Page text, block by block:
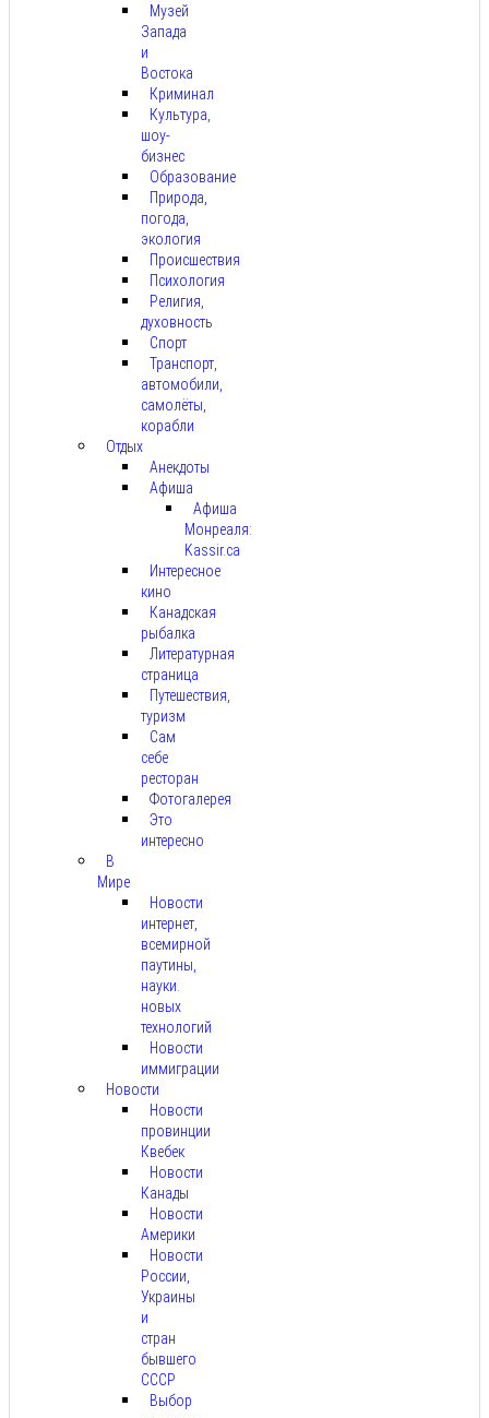
Музей
Запада
и
Востока
Криминал
Культура,
шоу-
бизнес
Образование
Природа,
погода,
экология
Происшествия
Психология
Религия,
духовность
Спорт
Транспорт,
автомобили,
самолёты,
корабли
Отдых
Анекдоты
Афиша
Афиша
Монреаля:
Kassir.ca
Интересное
кино
Канадская
рыбалка
Литературная
страница
Путешествия,
туризм
Сам
себе
ресторан
Фотогалерея
Это
интересно
В
Мире
Новости
интернет,
всемирной
паутины,
науки.
новых
технологий
Новости
иммиграции
Новости
Новости
провинции
Квебек
Новости
Канады
Новости
Америки
Новости
России,
Украины
и
стран
бывшего
СССР
Выбор